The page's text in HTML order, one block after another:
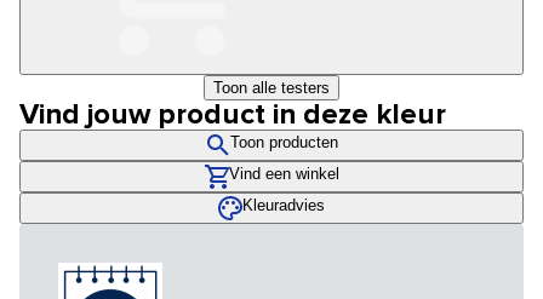
Toon alle testers
Vind jouw product in deze kleur
Toon producten
Vind een winkel
Kleuradvies